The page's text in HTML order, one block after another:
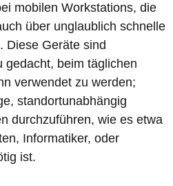
mobilen Workstations, die
über unglaublich schnelle
Diese Geräte sind
gedacht, beim täglichen
verwendet zu werden;
standortunabhängig
durchzuführen, wie es etwa
Informatiker, oder
ist.